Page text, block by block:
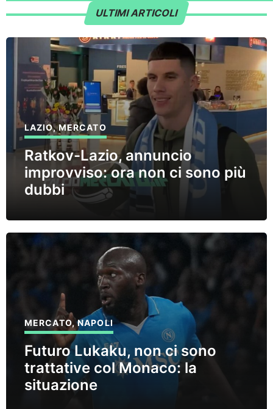
ULTIMI ARTICOLI
LAZIO,MERCATO
Ratkov-Lazio, annuncio
improvviso: ora non ci sono più
dubbi
MERCATO,NAPOLI
Futuro Lukaku, non ci sono
trattative col Monaco: la
situazione